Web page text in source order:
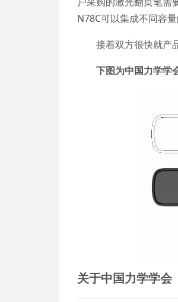
N78C可以集成不同容
接着双方很快就产
下图为中国力学学
关于中国力学学会